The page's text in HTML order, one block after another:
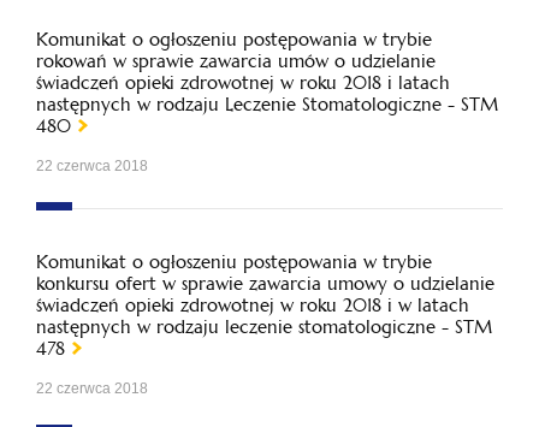
Komunikat o ogłoszeniu postępowania w trybie
rokowań w sprawie zawarcia umów o udzielanie
świadczeń opieki zdrowotnej w roku 2018 i latach
następnych w rodzaju Leczenie Stomatologiczne - STM
480
22 czerwca 2018
Komunikat o ogłoszeniu postępowania w trybie
konkursu ofert w sprawie zawarcia umowy o udzielanie
świadczeń opieki zdrowotnej w roku 2018 i w latach
następnych w rodzaju leczenie stomatologiczne - STM
478
22 czerwca 2018